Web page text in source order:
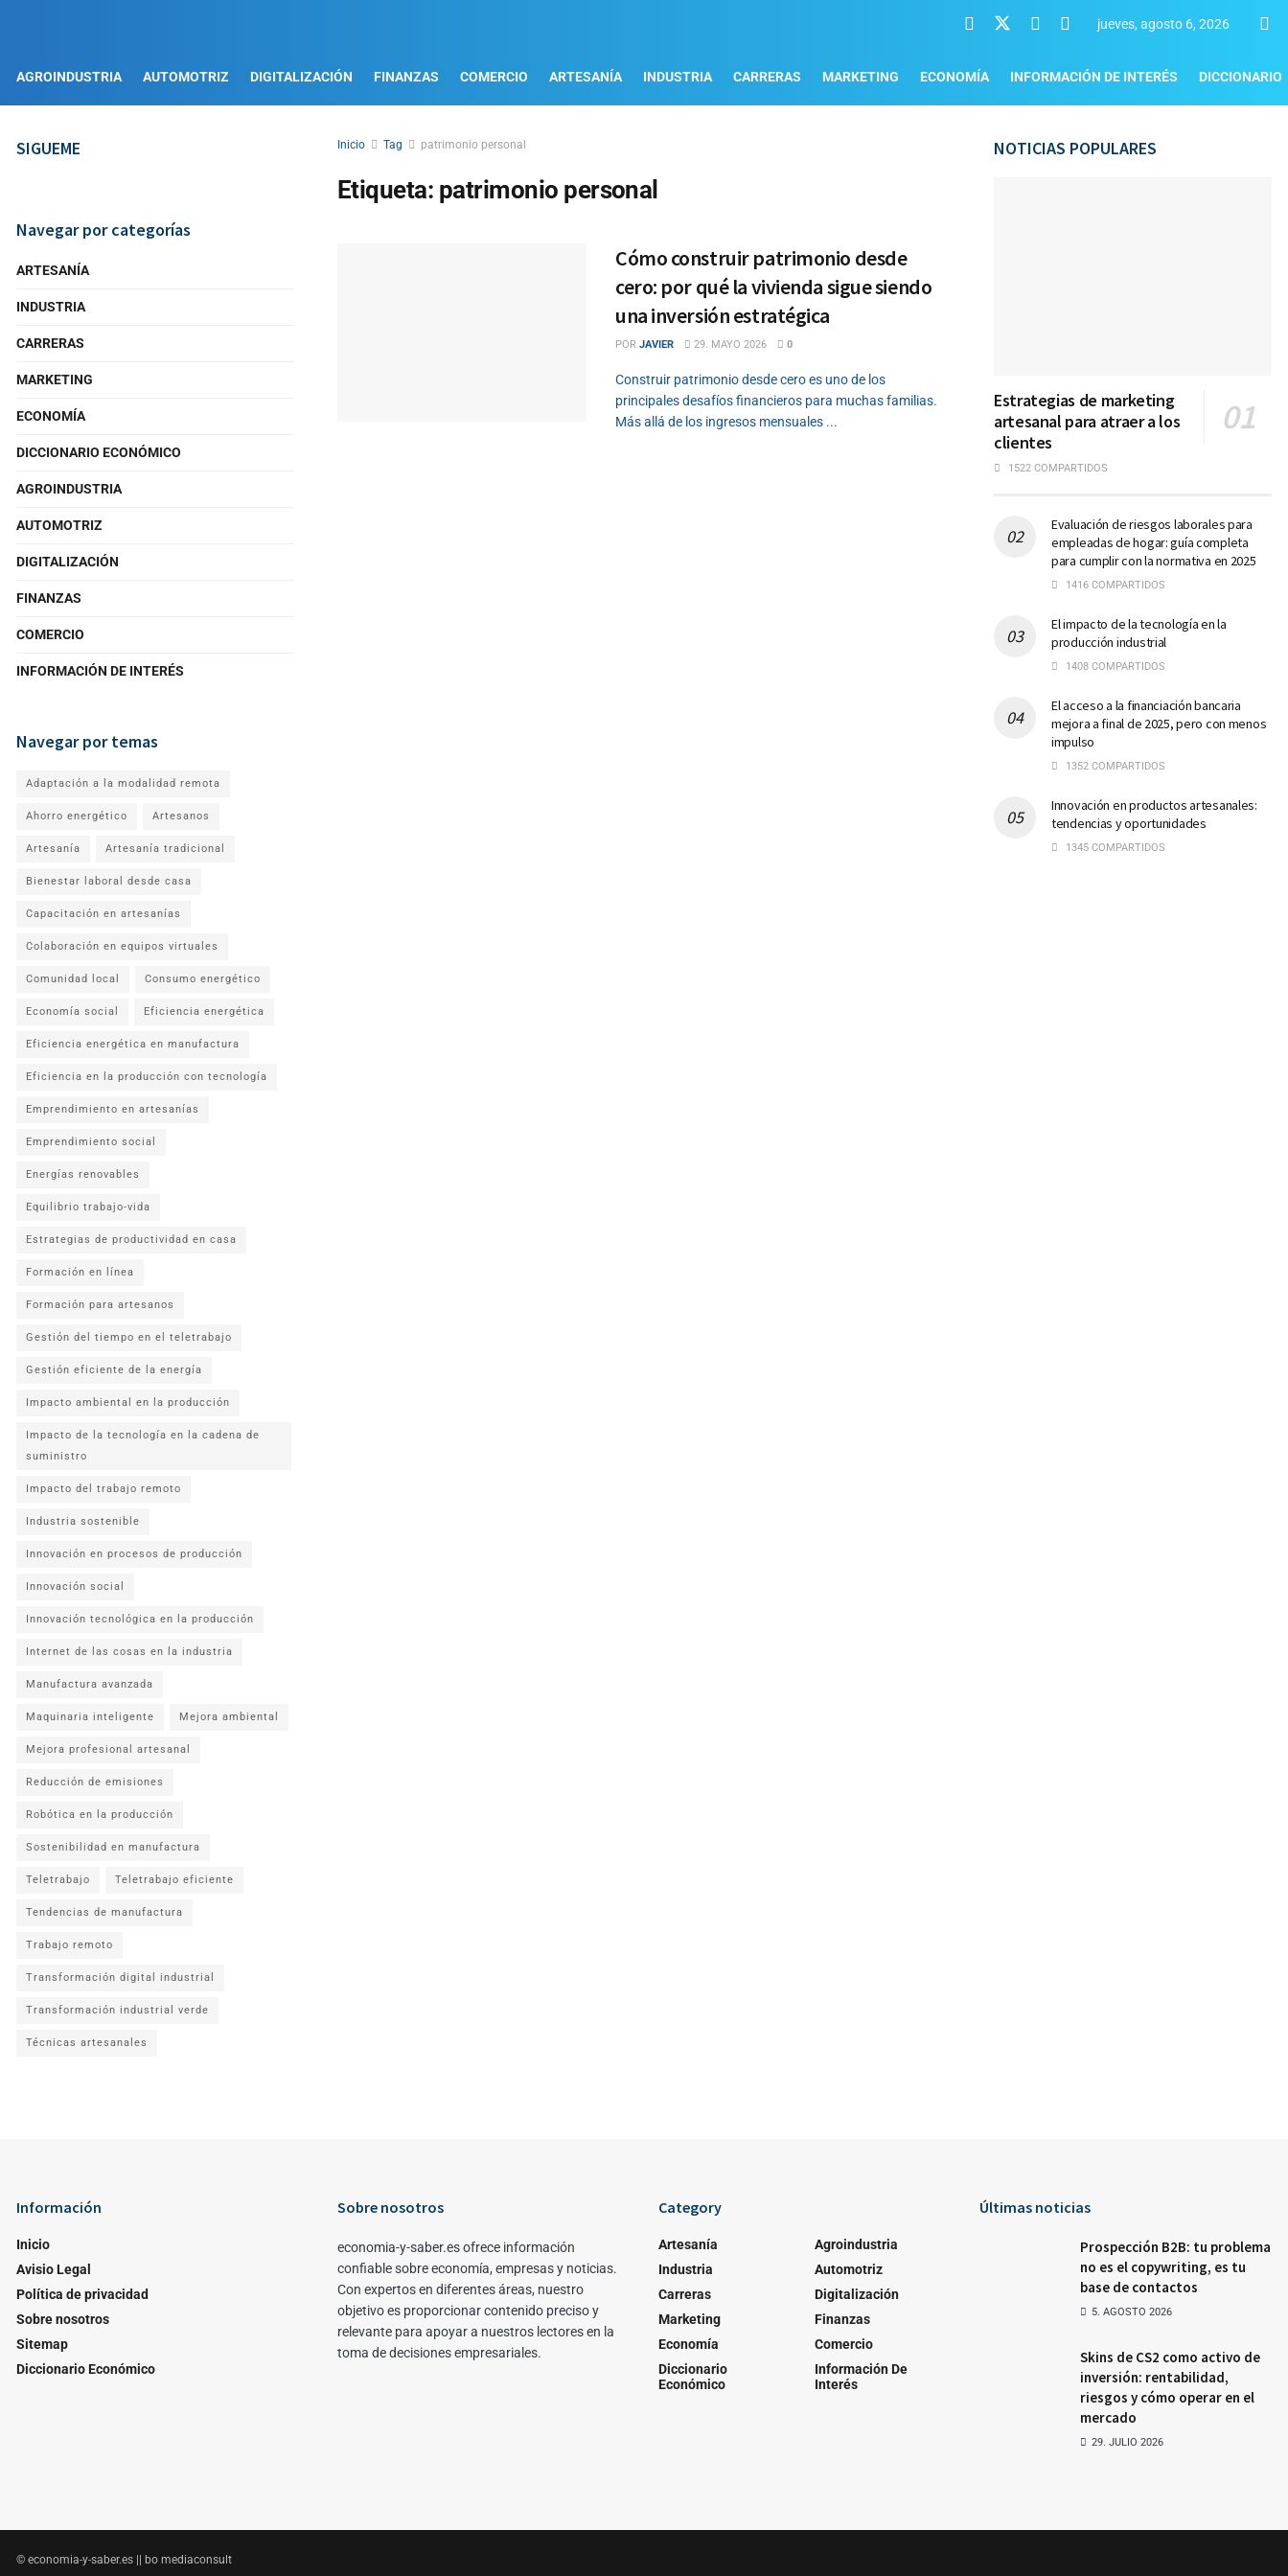
jueves, agosto 6, 2026
AGROINDUSTRIA AUTOMOTRIZ DIGITALIZACIÓN FINANZAS COMERCIO ARTESANÍA INDUSTRIA CARRERAS MARKETING ECONOMÍA INFORMACIÓN DE INTERÉS DICCIONARIO
Inicio Tag patrimonio personal
Etiqueta: patrimonio personal
Cómo construir patrimonio desde
cero: por qué la vivienda sigue siendo
una inversión estratégica
POR JAVIER 29. MAYO 2026 0
Construir patrimonio desde cero es uno de los
principales desafíos financieros para muchas familias.
Más allá de los ingresos mensuales ...
SIGUEME
Navegar por categorías
ARTESANÍA
INDUSTRIA
CARRERAS
MARKETING
ECONOMÍA
DICCIONARIO ECONÓMICO
AGROINDUSTRIA
AUTOMOTRIZ
DIGITALIZACIÓN
FINANZAS
COMERCIO
INFORMACIÓN DE INTERÉS
Navegar por temas
Adaptación a la modalidad remota
Ahorro energético Artesanos
Artesanía Artesanía tradicional
Bienestar laboral desde casa
Capacitación en artesanías
Colaboración en equipos virtuales
Comunidad local Consumo energético
Economía social Eficiencia energética
Eficiencia energética en manufactura
Eficiencia en la producción con tecnología
Emprendimiento en artesanías
Emprendimiento social
Energías renovables
Equilibrio trabajo-vida
Estrategias de productividad en casa
Formación en línea
Formación para artesanos
Gestión del tiempo en el teletrabajo
Gestión eficiente de la energía
Impacto ambiental en la producción
Impacto de la tecnología en la cadena de
suministro
Impacto del trabajo remoto
Industria sostenible
Innovación en procesos de producción
Innovación social
Innovación tecnológica en la producción
Internet de las cosas en la industria
Manufactura avanzada
Maquinaria inteligente Mejora ambiental
Mejora profesional artesanal
Reducción de emisiones
Robótica en la producción
Sostenibilidad en manufactura
Teletrabajo Teletrabajo eficiente
Tendencias de manufactura
Trabajo remoto
Transformación digital industrial
Transformación industrial verde
Técnicas artesanales
NOTICIAS POPULARES
Estrategias de marketing
artesanal para atraer a los
clientes
1522 COMPARTIDOS
Evaluación de riesgos laborales para
empleadas de hogar: guía completa
para cumplir con la normativa en 2025
1416 COMPARTIDOS
El impacto de la tecnología en la
producción industrial
1408 COMPARTIDOS
El acceso a la financiación bancaria
mejora a final de 2025, pero con menos
impulso
1352 COMPARTIDOS
Innovación en productos artesanales:
tendencias y oportunidades
1345 COMPARTIDOS
Información
Inicio
Avisio Legal
Política de privacidad
Sobre nosotros
Sitemap
Diccionario Económico
Sobre nosotros
economia-y-saber.es ofrece información
confiable sobre economía, empresas y noticias.
Con expertos en diferentes áreas, nuestro
objetivo es proporcionar contenido preciso y
relevante para apoyar a nuestros lectores en la
toma de decisiones empresariales.
Category
Artesanía
Industria
Carreras
Marketing
Economía
Diccionario
Económico
Agroindustria
Automotriz
Digitalización
Finanzas
Comercio
Información De
Interés
Últimas noticias
Prospección B2B: tu problema
no es el copywriting, es tu
base de contactos
5. AGOSTO 2026
Skins de CS2 como activo de
inversión: rentabilidad,
riesgos y cómo operar en el
mercado
29. JULIO 2026
© economia-y-saber.es || bo mediaconsult